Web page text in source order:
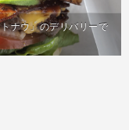
ナウ」のデリバリーで